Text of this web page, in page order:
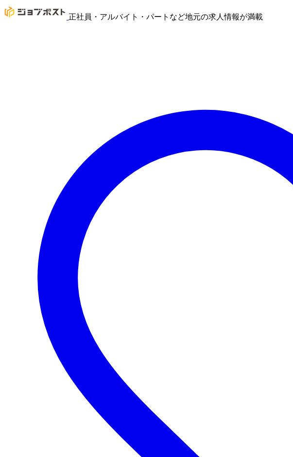
正社員・アルバイト・パートなど地元の求人情報が満載